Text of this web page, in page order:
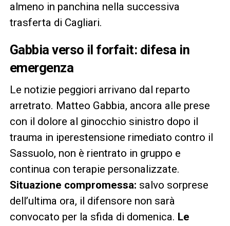
almeno in panchina nella successiva
trasferta di Cagliari.
Gabbia verso il forfait: difesa in
emergenza
Le notizie peggiori arrivano dal reparto
arretrato. Matteo Gabbia, ancora alle prese
con il dolore al ginocchio sinistro dopo il
trauma in iperestensione rimediato contro il
Sassuolo, non è rientrato in gruppo e
continua con terapie personalizzate.
Situazione compromessa: salvo sorprese
dell’ultima ora, il difensore non sarà
convocato per la sfida di domenica. Le